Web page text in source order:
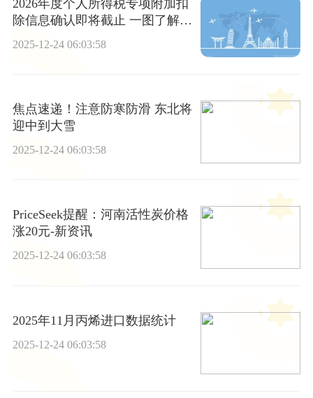
2026年度个人所得税专项附加扣
除信息确认即将截止 一图了解如
2025-12-24 06:03:58
焦点速递！注意防寒防滑 东北将
迎中到大雪
2025-12-24 06:03:58
PriceSeek提醒：河南活性炭价格
涨20元-新资讯
2025-12-24 06:03:58
2025年11月丙烯进口数据统计
2025-12-24 06:03:58